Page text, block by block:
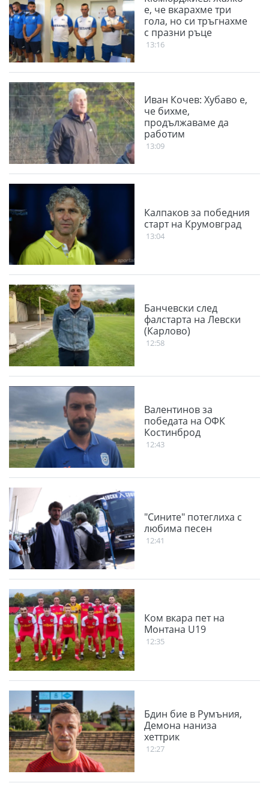
е, че вкарахме три
гола, но си тръгнахме
с празни ръце
13:16
Иван Кочев: Хубаво е,
че бихме,
продължаваме да
работим
13:09
Калпаков за победния
старт на Крумовград
13:04
Банчевски след
фалстарта на Левски
(Карлово)
12:58
Валентинов за
победата на ОФК
Костинброд
12:43
"Сините" потеглиха с
любима песен
12:41
Ком вкара пет на
Монтана U19
12:35
Бдин бие в Румъния,
Демона наниза
хеттрик
12:27